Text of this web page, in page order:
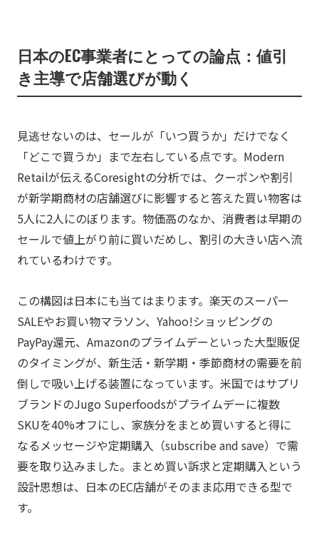
日本のEC事業者にとっての論点：値引
き主導で店舗選びが動く
見逃せないのは、セールが「いつ買うか」だけでなく
「どこで買うか」まで左右している点です。Modern
Retailが伝えるCoresightの分析では、クーポンや割引
が新学期商材の店舗選びに影響すると答えた買い物客は
5人に2人にのぼります。物価高のなか、消費者は早期の
セールで値上がり前に買いだめし、割引の大きい店へ流
れているわけです。
この構図は日本にも当てはまります。楽天のスーパー
SALEやお買い物マラソン、Yahoo!ショッピングの
PayPay還元、Amazonのプライムデーといった大型販促
のタイミングが、新生活・新学期・季節商材の需要を前
倒しで吸い上げる装置になっています。米国ではサプリ
ブランドのJugo Superfoodsがプライムデーに複数
SKUを40%オフにし、家族分をまとめ買いすると得に
なるメッセージや定期購入（subscribe and save）で需
要を取り込みました。まとめ買い訴求と定期購入という
設計思想は、日本のEC店舗がそのまま応用できる型で
す。